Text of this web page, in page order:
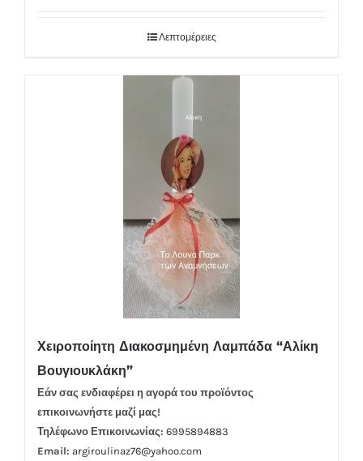
Λεπτομέρειες
Χειροποίητη Διακοσμημένη Λαμπάδα “Αλίκη
Βουγιουκλάκη”
Εάν σας ενδιαφέρει η αγορά του προϊόντος
επικοινωνήστε μαζί μας!
Τηλέφωνο Επικοινωνίας: 6995894883
Email: argiroulinaz76@yahoo.com